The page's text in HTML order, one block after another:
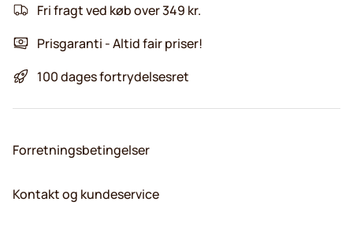
Fri fragt ved køb over 349 kr.
Prisgaranti - Altid fair priser!
100 dages fortrydelsesret
Forretningsbetingelser
Kontakt og kundeservice